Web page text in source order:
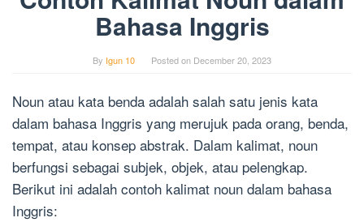
Bahasa Inggris
By Igun 10 Posted on December 20, 2023
Noun atau kata benda adalah salah satu jenis kata
dalam bahasa Inggris yang merujuk pada orang, benda,
tempat, atau konsep abstrak. Dalam kalimat, noun
berfungsi sebagai subjek, objek, atau pelengkap.
Berikut ini adalah contoh kalimat noun dalam bahasa
Inggris: